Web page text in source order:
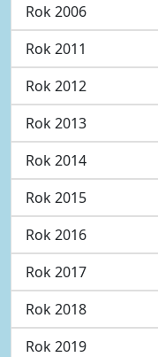
Rok 2006
Rok 2011
Rok 2012
Rok 2013
Rok 2014
Rok 2015
Rok 2016
Rok 2017
Rok 2018
Rok 2019